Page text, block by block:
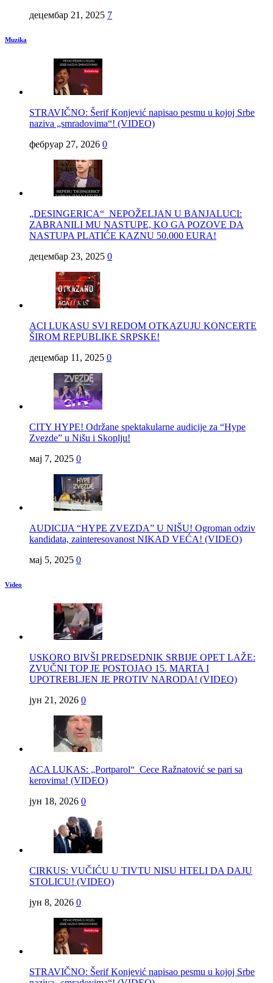
децембар 21, 2025 7
Muzika
STRAVIČNO: Šerif Konjević napisao pesmu u kojoj Srbe
naziva „smradovima“! (VIDEO)
фебруар 27, 2026 0
„DESINGERICA“ NEPOŽELJAN U BANJALUCI:
ZABRANILI MU NASTUPE, KO GA POZOVE DA
NASTUPA PLATIĆE KAZNU 50.000 EURA!
децембар 23, 2025 0
ACI LUKASU SVI REDOM OTKAZUJU KONCERTE
ŠIROM REPUBLIKE SRPSKE!
децембар 11, 2025 0
CITY HYPE! Održane spektakularne audicije za “Hype
Zvezde” u Nišu i Skoplju!
мај 7, 2025 0
AUDICIJA “HYPE ZVEZDA” U NIŠU! Ogroman odziv
kandidata, zainteresovanost NIKAD VEĆA! (VIDEO)
мај 5, 2025 0
Video
USKORO BIVŠI PREDSEDNIK SRBIJE OPET LAŽE:
ZVUČNI TOP JE POSTOJAO 15. MARTA I
UPOTREBLJEN JE PROTIV NARODA! (VIDEO)
јун 21, 2026 0
ACA LUKAS: „Portparol“ Cece Ražnatović se pari sa
kerovima! (VIDEO)
јун 18, 2026 0
CIRKUS: VUČIĆU U TIVTU NISU HTELI DA DAJU
STOLICU! (VIDEO)
јун 8, 2026 0
STRAVIČNO: Šerif Konjević napisao pesmu u kojoj Srbe